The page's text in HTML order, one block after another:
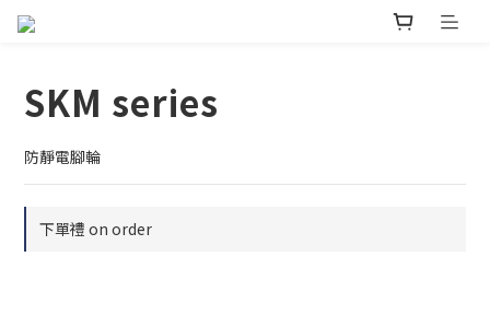
SKM series
防靜電腳輪
下單禮 on order